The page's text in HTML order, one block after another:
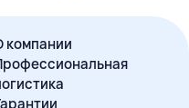
компании